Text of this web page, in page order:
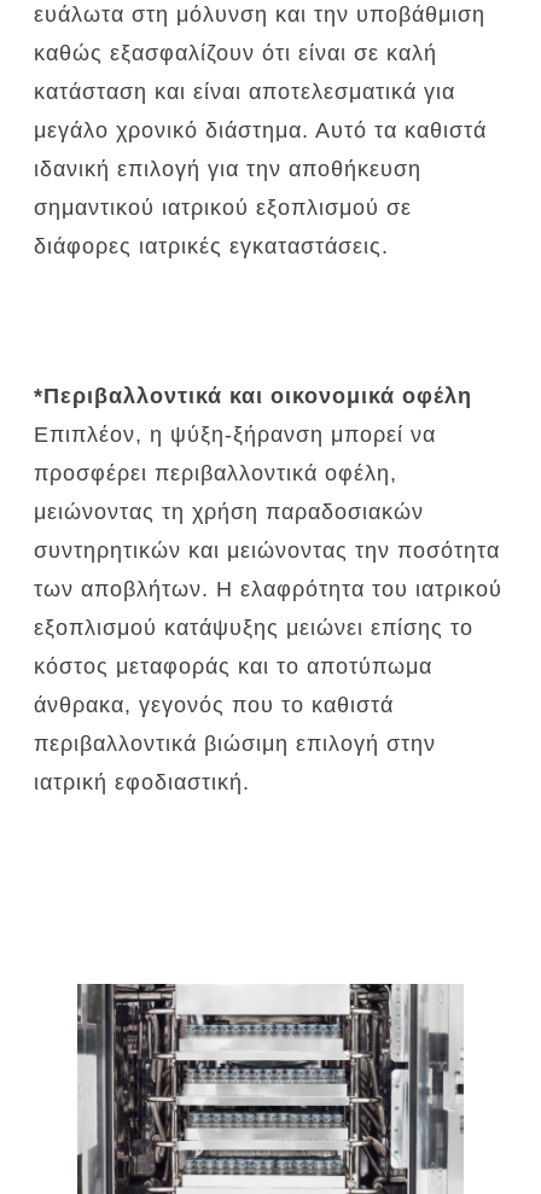
ευάλωτα στη μόλυνση και την υποβάθμιση
καθώς εξασφαλίζουν ότι είναι σε καλή
κατάσταση και είναι αποτελεσματικά για
μεγάλο χρονικό διάστημα. Αυτό τα καθιστά
ιδανική επιλογή για την αποθήκευση
σημαντικού ιατρικού εξοπλισμού σε
διάφορες ιατρικές εγκαταστάσεις.
*Περιβαλλοντικά και οικονομικά οφέλη
Επιπλέον, η ψύξη-ξήρανση μπορεί να
προσφέρει περιβαλλοντικά οφέλη,
μειώνοντας τη χρήση παραδοσιακών
συντηρητικών και μειώνοντας την ποσότητα
των αποβλήτων. Η ελαφρότητα του ιατρικού
εξοπλισμού κατάψυξης μειώνει επίσης το
κόστος μεταφοράς και το αποτύπωμα
άνθρακα, γεγονός που το καθιστά
περιβαλλοντικά βιώσιμη επιλογή στην
ιατρική εφοδιαστική.